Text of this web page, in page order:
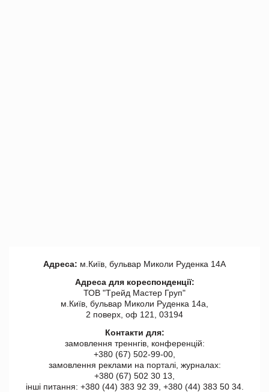
Адреса: м.Київ, бульвар Миколи Руденка 14А
Адреса для кореспонденції:
ТОВ "Tрейд Мастер Груп"
м.Київ, бульвар Миколи Руденка 14а,
2 поверх, оф 121, 03194
Контакти для:
замовлення треннгів, конференцій:
+380 (67) 502-99-00,
замовлення реклами на порталі, журналах:
+380 (67) 502 30 13,
інші питання: +380 (44) 383 92 39, +380 (44) 383 50 34.